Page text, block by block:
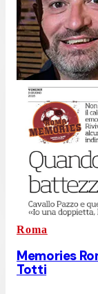
Roma
Memories
Totti